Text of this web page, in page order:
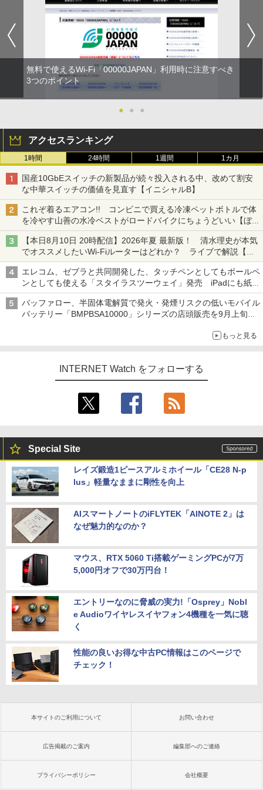
無料で使えるWi-Fi「00000JAPAN」利用時に注意すべき
3つのポイント
● ● ●
アクセスランキング
1時間 24時間 1週間 1カ月
国産10GbEスイッチの新製品が続々投入される中、改めて割安
な中華スイッチの価値を見直す【イニシャルB】
これぞ着るエアコン!! コンビニで買える冷凍ペットボトルで体
を冷やす山善の水冷ベストがロードバイクにちょうどいい【ぼっ
ち・ざ・ろーど！その14】【空いた時間でなにしてる？】
【本日8月10日 20時配信】2026年夏 最新版！ 清水理史が本気
でオススメしたいWi-Fiルーターはどれか？ ライブで解説【清
水理史の「イニシャルB」チャンネル】
エレコム、ゼブラと共同開発した、タッチペンとしてもボールペ
ンとしても使える「スタイラスツーウェイ」発売 iPadにも紙に
も、持ち替えずに書き込める
バッファロー、半固体電解質で発火・発煙リスクの低いモバイル
バッテリー「BMPBSA10000」シリーズの店頭販売を9月上旬に
もっと見る
INTERNET Watch をフォローする
Special Site
レイズ鍛造1ピースアルミホイール「CE28 N-p
lus」軽量なままに剛性を向上
AIスマートノートのiFLYTEK「AINOTE 2」は
なぜ魅力的なのか？
マウス、RTX 5060 Ti搭載ゲーミングPCが7万
5,000円オフで30万円台！
エントリーなのに脅威の実力!「Osprey」Nobl
e Audioワイヤレスイヤフォン4機種を一気に聴
く
性能の良いお得な中古PC情報はこのページで
チェック！
本サイトのご利用について お問い合わせ
広告掲載のご案内 編集部へのご連絡
プライバシーポリシー 会社概要